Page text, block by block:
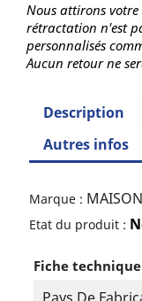
Nous attirons
rétractation n'est
personnalisés
Aucun retour ne
Description
Autres infos
Marque :
Etat du produit :
Fiche